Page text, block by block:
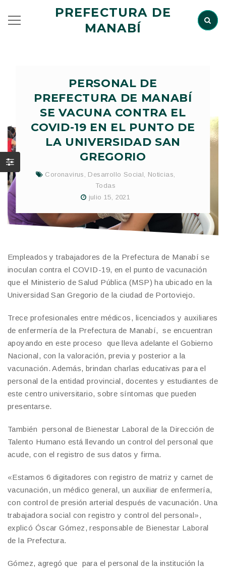
PREFECTURA DE
MANABÍ
PERSONAL DE
PREFECTURA DE MANABÍ
SE VACUNA CONTRA EL
COVID-19 EN EL PUNTO DE
LA UNIVERSIDAD SAN
GREGORIO
Coronavirus , Desarrollo Social, Noticias,
Todas
julio 15, 2021
Empleados y trabajadores de la Prefectura de Manabí se
inoculan contra el COVID-19, en el punto de vacunación
que el Ministerio de Salud Pública (MSP) ha ubicado en la
Universidad San Gregorio de la ciudad de Portoviejo.
Trece profesionales entre médicos, licenciados y auxiliares
de enfermería de la Prefectura de Manabí, se encuentran
apoyando en este proceso que lleva adelante el Gobierno
Nacional, con la valoración, previa y posterior a la
vacunación. Además, brindan charlas educativas para el
personal de la entidad provincial, docentes y estudiantes de
este centro universitario, sobre síntomas que pueden
presentarse.
También personal de Bienestar Laboral de la Dirección de
Talento Humano está llevando un control del personal que
acude, con el registro de sus datos y firma.
«Estamos 6 digitadores con registro de matriz y carnet de
vacunación, un médico general, un auxiliar de enfermería,
con control de presión arterial después de vacunación. Una
trabajadora social con registro y control del personal»,
explicó Óscar Gómez, responsable de Bienestar Laboral
de la Prefectura.
Gómez, agregó que para el personal de la institución la